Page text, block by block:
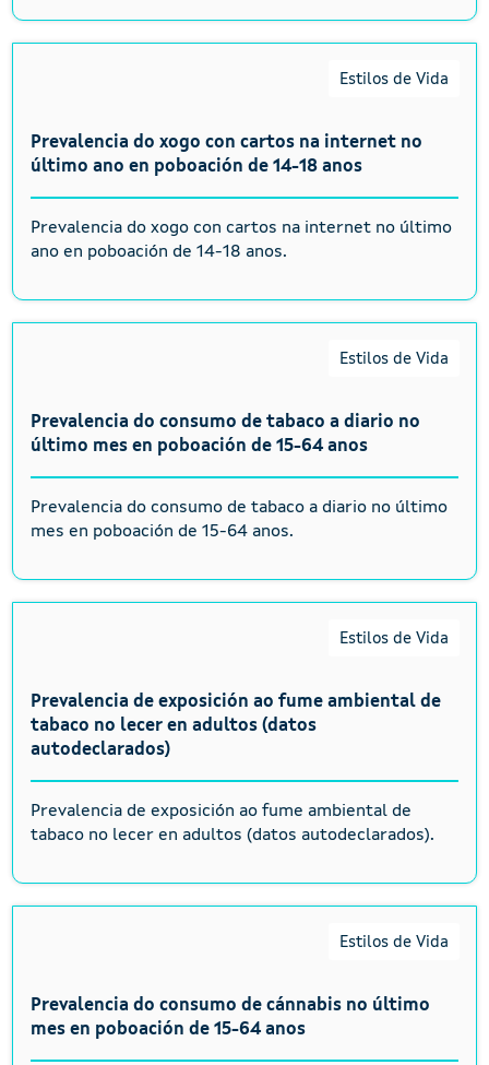
Estilos de Vida
Prevalencia do xogo con cartos na internet no
último ano en poboación de 14-18 anos
Prevalencia do xogo con cartos na internet no último
ano en poboación de 14-18 anos.
Estilos de Vida
Prevalencia do consumo de tabaco a diario no
último mes en poboación de 15-64 anos
Prevalencia do consumo de tabaco a diario no último
mes en poboación de 15-64 anos.
Estilos de Vida
Prevalencia de exposición ao fume ambiental de
tabaco no lecer en adultos (datos
autodeclarados)
Prevalencia de exposición ao fume ambiental de
tabaco no lecer en adultos (datos autodeclarados).
Estilos de Vida
Prevalencia do consumo de cánnabis no último
mes en poboación de 15-64 anos